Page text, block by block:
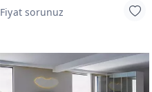
Fiyat sorunuz